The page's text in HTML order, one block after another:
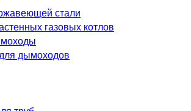
стали
газовых котлов
дымоходов